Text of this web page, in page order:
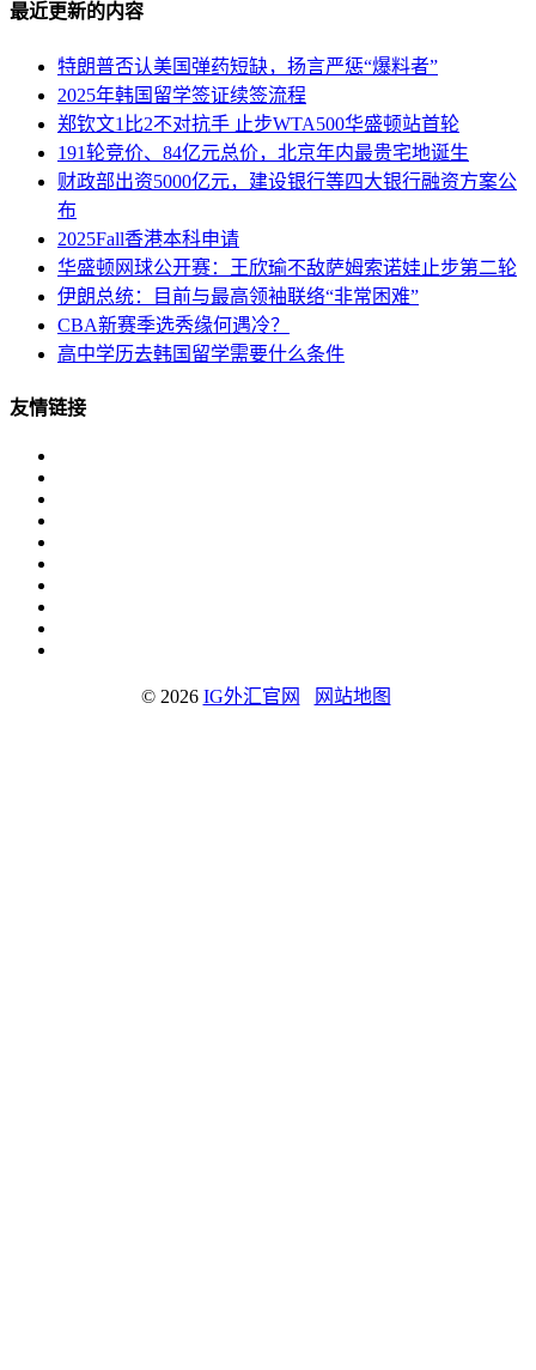
最近更新的内容
特朗普否认美国弹药短缺，扬言严惩“爆料者”
2025年韩国留学签证续签流程
郑钦文1比2不对抗手 止步WTA500华盛顿站首轮
191轮竞价、84亿元总价，北京年内最贵宅地诞生
财政部出资5000亿元，建设银行等四大银行融资方案公
布
2025Fall香港本科申请
华盛顿网球公开赛：王欣瑜不敌萨姆索诺娃止步第二轮
伊朗总统：目前与最高领袖联络“非常困难”
CBA新赛季选秀缘何遇冷？
高中学历去韩国留学需要什么条件
友情链接
© 2026 IG外汇官网 网站地图